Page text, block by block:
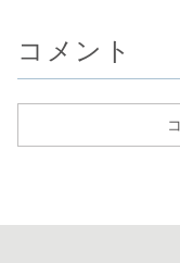
コメント